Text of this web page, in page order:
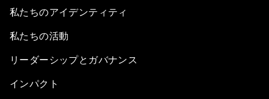
私たちのアイデンティティ
私たちの活動
リーダーシップとガバナンス
インパクト